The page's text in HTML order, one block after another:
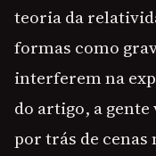
teoria da
formas como
interferem na
do artigo, a
por trás de